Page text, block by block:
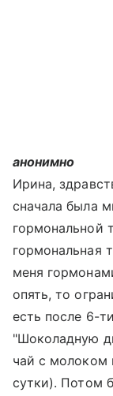
анонимно
Ирина,
сначала была
гормональной
гормональная
меня
опять, то
есть после 6-
"Шоколадную
чай с молоком
сутки). Потом